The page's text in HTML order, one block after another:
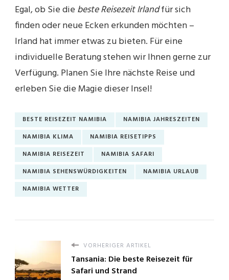
Egal, ob Sie die beste Reisezeit Irlandfür sich
finden oder neue Ecken erkunden möchten –
Irland hat immer etwas zu bieten. Für eine
individuelle Beratung stehen wir Ihnen gerne zur
Verfügung. Planen Sie Ihre nächste Reise und
erleben Sie die Magie dieser Insel!
BESTE REISEZEIT NAMIBIA
NAMIBIA JAHRESZEITEN
NAMIBIA KLIMA
NAMIBIA REISETIPPS
NAMIBIA REISEZEIT
NAMIBIA SAFARI
NAMIBIA SEHENSWÜRDIGKEITEN
NAMIBIA URLAUB
NAMIBIA WETTER
VORHERIGER ARTIKEL
Tansania: Die beste Reisezeit für
Safari und Strand